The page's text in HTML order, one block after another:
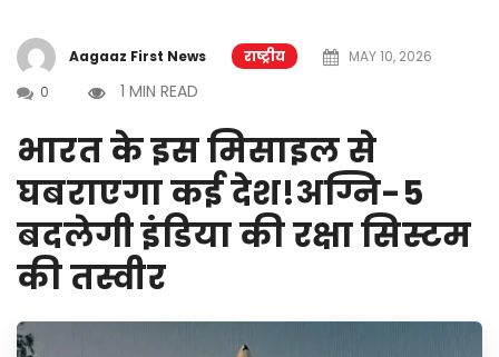
Aagaaz First News राष्ट्रीय
MAY 10, 2026
0
1 MIN READ
भारत के इस मिसाइल से
घबराएगा कई देश!अग्नि-5
बदलेगी इंडिया की रक्षा सिस्टम
की तस्वीर